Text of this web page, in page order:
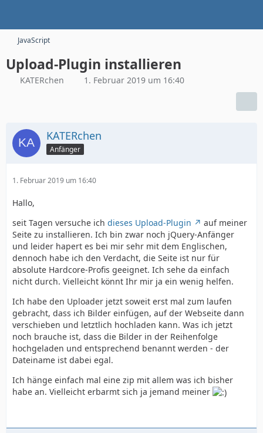
JavaScript
Upload-Plugin installieren
KATERchen 1. Februar 2019 um 16:40
KATERchen
Anfänger
1. Februar 2019 um 16:40
Hallo,
seit Tagen versuche ich dieses Upload-Plugin
auf meiner
Seite zu installieren. Ich bin zwar noch jQuery-Anfänger
und leider hapert es bei mir sehr mit dem Englischen,
dennoch habe ich den Verdacht, die Seite ist nur für
absolute Hardcore-Profis geeignet. Ich sehe da einfach
nicht durch. Vielleicht könnt Ihr mir ja ein wenig helfen.
Ich habe den Uploader jetzt soweit erst mal zum laufen
gebracht, dass ich Bilder einfügen, auf der Webseite dann
verschieben und letztlich hochladen kann. Was ich jetzt
noch brauche ist, dass die Bilder in der Reihenfolge
hochgeladen und entsprechend benannt werden - der
Dateiname ist dabei egal.
Ich hänge einfach mal eine zip mit allem was ich bisher
habe an. Vielleicht erbarmt sich ja jemand meiner